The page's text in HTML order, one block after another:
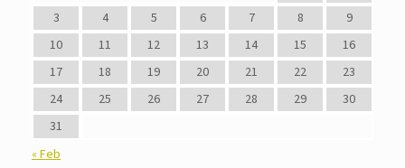
3
4 5 6 7 8
9
10
11 12 13 14 15
16
17
18 19 20 21 22
23
24
25 26 27 28 29
30
31
« Feb